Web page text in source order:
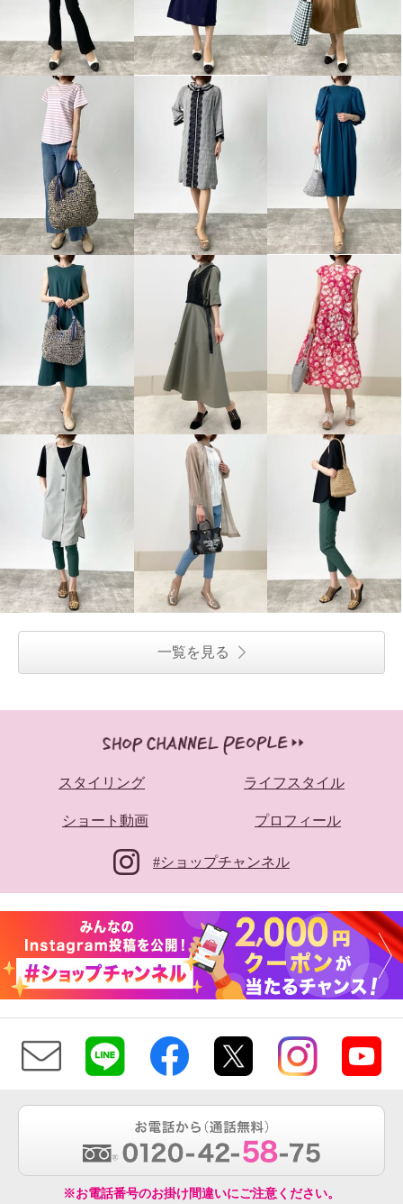
一覧を見る
スタイリング ライフスタイル
ショート動画 プロフィール
#ショップチャンネル
※お電話番号のお掛け間違いにご注意ください。